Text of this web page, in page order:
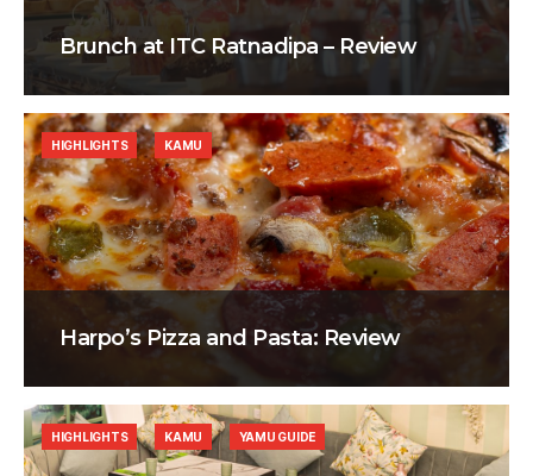
Brunch at ITC Ratnadipa – Review
Harpo’s Pizza and Pasta: Review
HIGHLIGHTS KAMU
HIGHLIGHTS KAMU YAMU GUIDE